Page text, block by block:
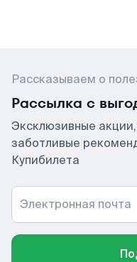
Рассказываем о
Рассылка с
Эксклюзивные
заботливые
Купибилета
Электронная почта